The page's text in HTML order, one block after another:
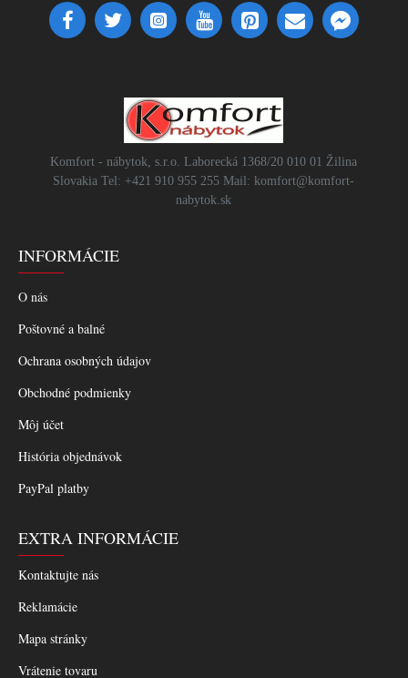
Komfort - nábytok, s.r.o. Laborecká 1368/20 010 01 Žilina
Slovakia Tel: +421 910 955 255 Mail: komfort@komfort-
nabytok.sk
INFORMÁCIE
O nás
Poštovné a balné
Ochrana osobných údajov
Obchodné podmienky
Môj účet
História objednávok
PayPal platby
EXTRA INFORMÁCIE
Kontaktujte nás
Reklamácie
Mapa stránky
Vrátenie tovaru